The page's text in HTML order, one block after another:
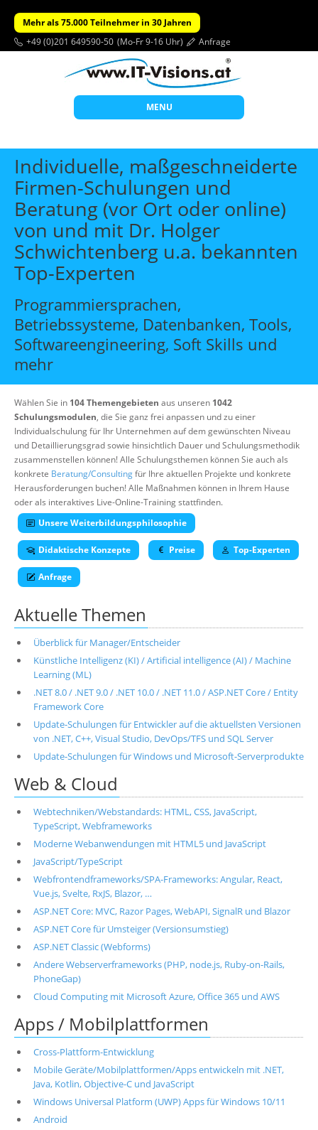
Mehr als 75.000 Teilnehmer in 30 Jahren
+49 (0)201 649590-50 (Mo-Fr 9-16 Uhr) Anfrage
MENU
Start
Themen
Beratung
Individuelle Schulungen
Offene Seminare
Wissen
Über uns
Suche
Individuelle, maßgeschneiderte
Firmen-Schulungen und
Beratung (vor Ort oder online)
von und mit Dr. Holger
Schwichtenberg u.a. bekannten
Top-Experten
Programmiersprachen,
Betriebssysteme, Datenbanken, Tools,
Softwareengineering, Soft Skills und
mehr
Wählen Sie in 104 Themengebieten aus unseren 1042
Schulungsmodulen, die Sie ganz frei anpassen und zu einer
Individualschulung für Ihr Unternehmen auf dem gewünschten Niveau
und Detaillierungsgrad sowie hinsichtlich Dauer und Schulungsmethodik
zusammenstellen können! Alle Schulungsthemen können Sie auch als
konkrete Beratung/Consultingfür Ihre aktuellen Projekte und konkrete
Herausforderungen buchen! Alle Maßnahmen können in Ihrem Hause
oder als interaktives Live-Online-Training stattfinden.
Unsere Weiterbildungsphilosophie
Didaktische Konzepte Preise Top-Experten
Anfrage
Aktuelle Themen
Überblick für Manager/Entscheider
Künstliche Intelligenz (KI) / Artificial intelligence (AI) / Machine
Learning (ML)
.NET 8.0 / .NET 9.0 / .NET 10.0 / .NET 11.0 / ASP.NET Core / Entity
Framework Core
Update-Schulungen für Entwickler auf die aktuellsten Versionen
von .NET, C++, Visual Studio, DevOps/TFS und SQL Server
Update-Schulungen für Windows und Microsoft-Serverprodukte
Web & Cloud
Webtechniken/Webstandards: HTML, CSS, JavaScript,
TypeScript, Webframeworks
Moderne Webanwendungen mit HTML5 und JavaScript
JavaScript/TypeScript
Webfrontendframeworks/SPA-Frameworks: Angular, React,
Vue.js, Svelte, RxJS, Blazor, …
ASP.NET Core: MVC, Razor Pages, WebAPI, SignalR und Blazor
ASP.NET Core für Umsteiger (Versionsumstieg)
ASP.NET Classic (Webforms)
Andere Webserverframeworks (PHP, node.js, Ruby-on-Rails,
PhoneGap)
Cloud Computing mit Microsoft Azure, Office 365 und AWS
Apps / Mobilplattformen
Cross-Plattform-Entwicklung
Mobile Geräte/Mobilplattformen/Apps entwickeln mit .NET,
Java, Kotlin, Objective-C und JavaScript
Windows Universal Platform (UWP) Apps für Windows 10/11
Android